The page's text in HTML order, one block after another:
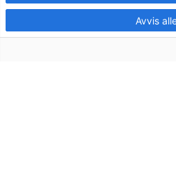
Nav Våler
Ledige stillinger
Avvis